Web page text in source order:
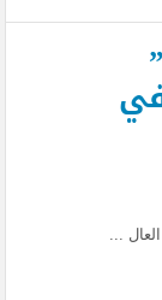
”
...